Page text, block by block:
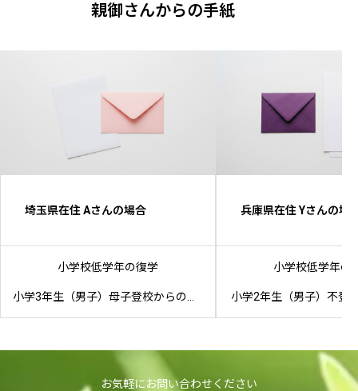
親御さんからの手紙
埼玉県在住 Aさんの場合
小学校低学年の復学
兵庫県在住 Yさんの場
小学校低学年の
小学2年生（男子）不登
お気軽にお問い合わせください